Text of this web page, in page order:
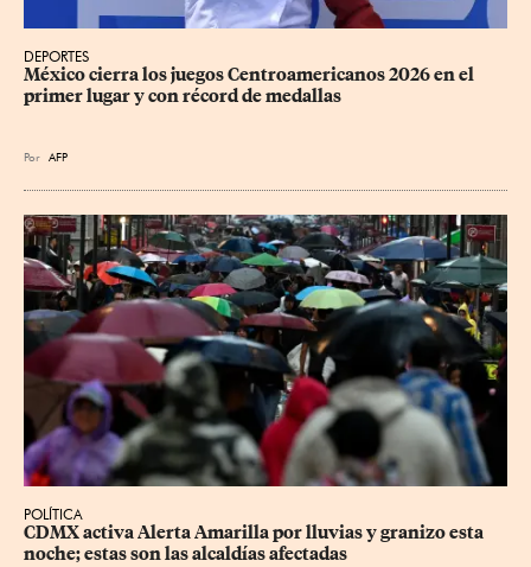
DEPORTES
México cierra los juegos Centroamericanos 2026 en el
primer lugar y con récord de medallas
Por AFP
POLÍTICA
CDMX activa Alerta Amarilla por lluvias y granizo esta
noche; estas son las alcaldías afectadas